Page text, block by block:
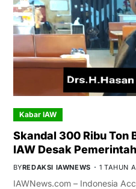
Kabar IAW
Skandal 300 Ribu Ton
IAW Desak
BYREDAKSI IAWNEWS 1 TAHUN
IAWNews.com – Indonesia